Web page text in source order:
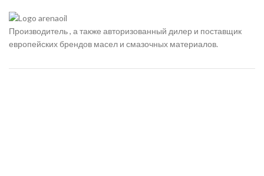
Производитель , а также авторизованный дилер и поставщик
европейских брендов масел и смазочных материалов.